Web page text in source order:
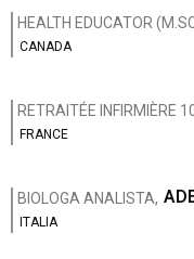
HEALTH EDUCATOR
CANADA
RETRAITÉE INFIRMIÈRE
FRANCE
BIOLOGA ANALISTA,
ITALIA